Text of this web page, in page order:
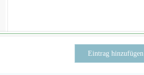
Eintrag hinzufügen